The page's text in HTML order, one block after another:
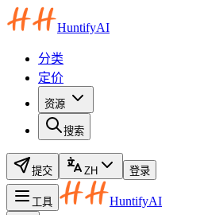
HuntifyAI
分类
定价
资源
搜索
提交 ZH 登录
工具 HuntifyAI